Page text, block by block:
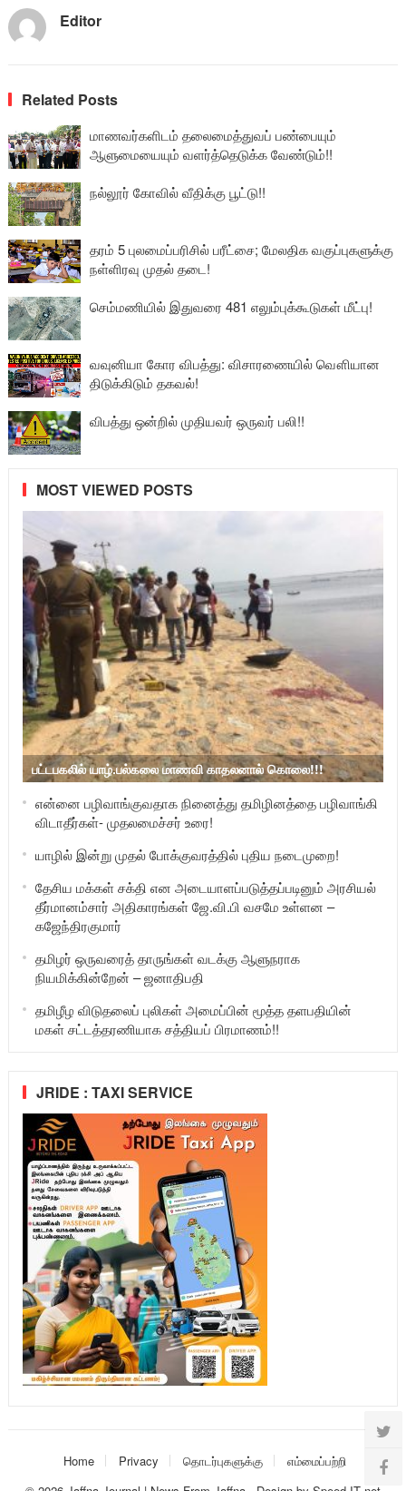
Editor
Related Posts
மாணவர்களிடம் தலைமைத்துவப் பண்பையும்
ஆளுமையையும் வளர்த்தெடுக்க வேண்டும்!!
நல்லூர் கோவில் வீதிக்கு பூட்டு!!
தரம் 5 புலமைப்பரிசில் பரீட்சை; மேலதிக வகுப்புகளுக்கு
நள்ளிரவு முதல் தடை!
செம்மணியில் இதுவரை 481 எலும்புக்கூடுகள் மீட்பு!
வவுனியா கோர விபத்து: விசாரணையில் வௌியான
திடுக்கிடும் தகவல்!
விபத்து ஒன்றில் முதியவர் ஒருவர் பலி!!
MOST VIEWED POSTS
பட்டபகலில் யாழ்.பல்கலை மாணவி காதலனால் கொலை!!!
என்னை பழிவாங்குவதாக நினைத்து தமிழினத்தை பழிவாங்கி
விடாதீர்கள்- முதலமைச்சர் உரை!
யாழில் இன்று முதல் போக்குவரத்தில் புதிய நடைமுறை!
தேசிய மக்கள் சக்தி என அடையாளப்படுத்தப்படினும் அரசியல்
தீர்மானம்சார் அதிகாரங்கள் ஜே.வி.பி வசமே உள்ளன –
கஜேந்திரகுமார்
தமிழர் ஒருவரைத் தாருங்கள் வடக்கு ஆளுநராக
நியமிக்கின்றேன் – ஜனாதிபதி
தமிழீழ விடுதலைப் புலிகள் அமைப்பின் மூத்த தளபதியின்
மகள் சட்டத்தரணியாக சத்தியப் பிரமாணம்!!
JRIDE : TAXI SERVICE
Home Privacy தொடர்புகளுக்கு
எம்மைப்பற்றி